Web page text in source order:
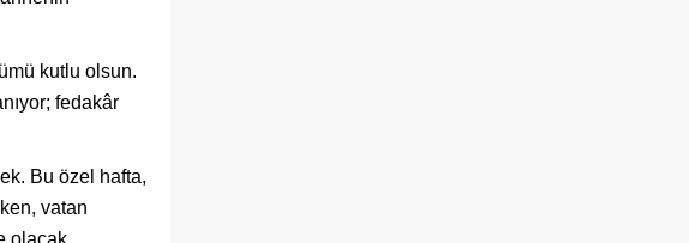
kutlu olsun.
fedakâr
Bu özel hafta,
vatan
olacak.